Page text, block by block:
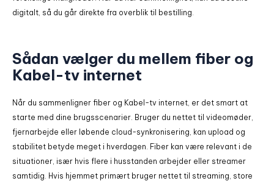
digitalt, så du går direkte fra overblik til bestilling.
Sådan vælger du mellem fiber og
Kabel-tv internet
Når du sammenligner fiber og Kabel-tv internet, er det smart at
starte med dine brugsscenarier. Bruger du nettet til videomøder,
fjernarbejde eller løbende cloud-synkronisering, kan upload og
stabilitet betyde meget i hverdagen. Fiber kan være relevant i de
situationer, især hvis flere i husstanden arbejder eller streamer
samtidig. Hvis hjemmet primært bruger nettet til streaming, store